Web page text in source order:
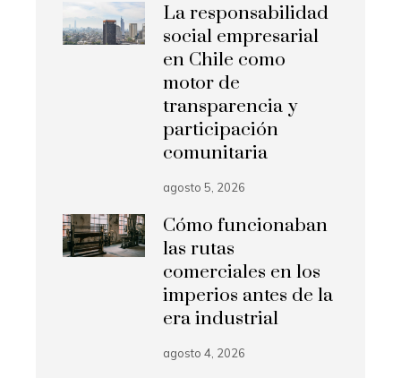
La responsabilidad
social empresarial
en Chile como
motor de
transparencia y
participación
comunitaria
agosto 5, 2026
Cómo funcionaban
las rutas
comerciales en los
imperios antes de la
era industrial
agosto 4, 2026